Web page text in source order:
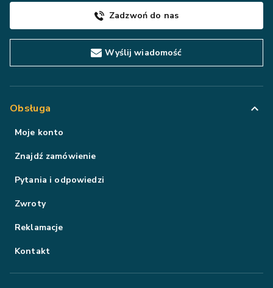
Zadzwoń do nas
Wyślij wiadomość
Obsługa
Moje konto
Znajdź zamówienie
Pytania i odpowiedzi
Zwroty
Reklamacje
Kontakt